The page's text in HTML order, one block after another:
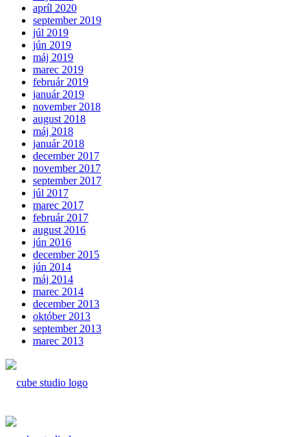
apríl 2020
september 2019
júl 2019
jún 2019
máj 2019
marec 2019
február 2019
január 2019
november 2018
august 2018
máj 2018
január 2018
december 2017
november 2017
september 2017
júl 2017
marec 2017
február 2017
august 2016
jún 2016
december 2015
jún 2014
máj 2014
marec 2014
december 2013
október 2013
september 2013
marec 2013